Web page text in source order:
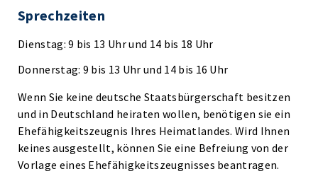
Sprechzeiten
Dienstag: 9 bis 13 Uhr und 14 bis 18 Uhr
Donnerstag: 9 bis 13 Uhr und 14 bis 16 Uhr
Wenn Sie keine deutsche Staatsbürgerschaft besitzen
und in Deutschland heiraten wollen, benötigen sie ein
Ehefähigkeitszeugnis Ihres Heimatlandes. Wird Ihnen
keines ausgestellt, können Sie eine Befreiung von der
Vorlage eines Ehefähigkeitszeugnisses beantragen.